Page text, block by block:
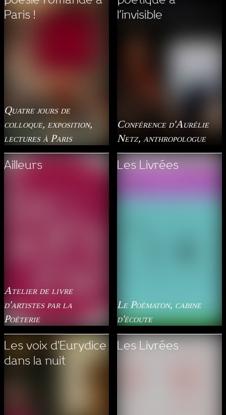
Paris !
Quatre jours de
colloque, exposition,
lectures à Paris
Ailleurs
Atelier de livre
d'artistes par la
Poèterie
Les voix d'Eurydice
dans la nuit
l’invisible
Conférence d'Aurélie
Netz, anthropologue
Les Livrées
Le Poèmaton, cabine
d'écoute
Les Livrées